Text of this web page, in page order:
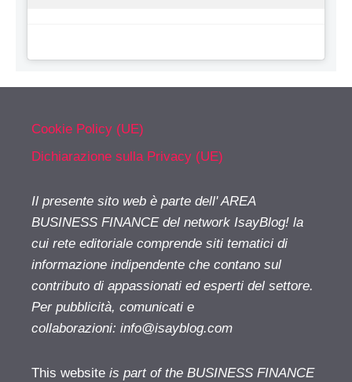
Cookie Policy (UE)
Dichiarazione sulla Privacy (UE)
Il presente sito web è parte dell' AREA
BUSINESS FINANCE del network IsayBlog! la
cui rete editoriale comprende siti tematici di
informazione indipendente che contano sul
contributo di appassionati ed esperti del settore.
Per pubblicità, comunicati e
collaborazioni: info@isayblog.com
This website is part of the BUSINESS FINANCE